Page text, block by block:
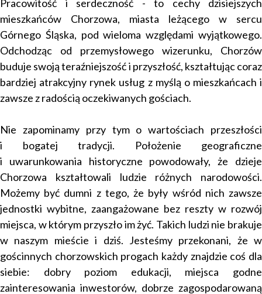
Pracowitość i serdeczność - to cechy dzisiejszych
mieszkańców Chorzowa, miasta leżącego w sercu
Górnego Śląska, pod wieloma względami wyjątkowego.
Odchodząc od przemysłowego wizerunku, Chorzów
buduje swoją teraźniejszość i przyszłość, kształtując coraz
bardziej atrakcyjny rynek usług z myślą o mieszkańcach i
zawsze z radością oczekiwanych gościach.
Nie zapominamy przy tym o wartościach przeszłości
i
bogatej tradycji. Położenie geograficzne
i
uwarunkowania historyczne powodowały, że dzieje
Chorzowa kształtowali ludzie różnych narodowości.
Możemy być dumni z tego, że były wśród nich zawsze
jednostki wybitne, zaangażowane bez reszty w rozwój
miejsca, w którym przyszło im żyć. Takich ludzi nie brakuje
w naszym mieście i dziś. Jesteśmy przekonani, że w
gościnnych chorzowskich progach każdy znajdzie coś dla
siebie: dobry poziom edukacji, miejsca godne
zainteresowania inwestorów, dobrze zagospodarowaną